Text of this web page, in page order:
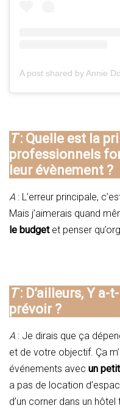
T: Quelle est la
professionnels
leur évènement ?
A : L’erreur principale,
Mais j’aimerais quand
le budgetet penser
T: D’ailleurs, Y
prévoir ?
A : Je dirais que ça
et de votre objectif. Ça
événements avec un
a pas de location
d’un corner dans un